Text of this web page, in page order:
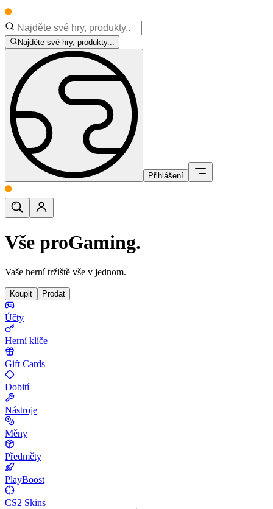
Najděte své hry, produkty...
Přihlášení
Vše proGaming.
Vaše herní tržiště vše v jednom.
Koupit Prodat
Účty
Herní klíče
Gift Cards
Dobití
Nástroje
Měny
Předměty
PlayBoost
CS2 Skins